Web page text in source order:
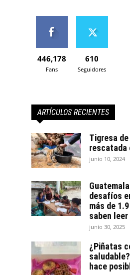
446,178
Fans
610
Seguidores
ARTÍCULOS RECIENTES
Tigresa
rescatada
junio 10, 2024
desafíos
más de
saben
junio 30, 2025
¿Piñatas
hace